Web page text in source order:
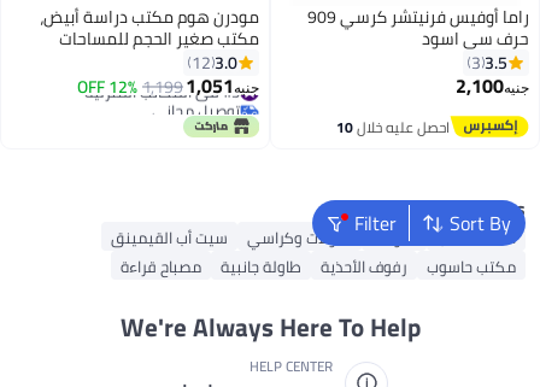
راما أوفيس فرنيتشر كرسي 909
حرف سي اسود
3.5
3
جنيه2,100
احصل عليه خلال10
مودرن هوم مكتب دراسة أبيض،
مكتب صغير الحجم للمساحات
الصغيرة، طاولة عمل من المنزل،
مكتب كتابة بتصميم بسيط لغرفة
النوم أو المكتب، تصميم
أنيق90x40x72cm
3.0
12
جنيه1,051
1,199
12% OFF #3 في المكاتب المنزلية
توصيل مجاني
#3 في المكاتب المنزلية
Sort By
FilterPopular Searches
أثاث المكاتب طاولات طاولات وكراسي
سيت أب القيمينق
مكتب حاسوب
رفوف الأحذية طاولة جانبية مصباح قراءة
We're Always Here To Help
HELP CENTER